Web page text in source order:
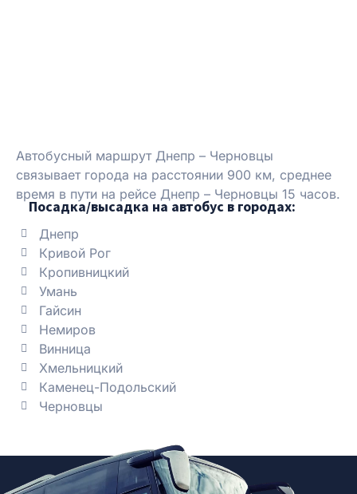
Автобусный маршрут Днепр – Черновцы
связывает города на расстоянии 900 км, среднее
время в пути на рейсе Днепр – Черновцы 15 часов.
Посадка/высадка на автобус в городах:
Днепр
Кривой Рог
Кропивницкий
Умань
Гайсин
Немиров
Винница
Хмельницкий
Каменец-Подольский
Черновцы